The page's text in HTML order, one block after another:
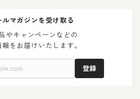
ルマガジンを受け取る
やキャンペーンなどの
をお届けいたします。
登録